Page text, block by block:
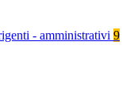
- amministrativi 9